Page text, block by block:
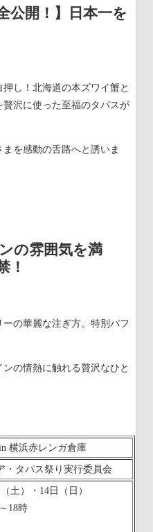
公開！】日本一を
し！北海道の本ズワイ蟹と
沢に使った至福のタパスが
を感動の舌路へと誘いま
の雰囲気を満
！
の華麗な注ぎ方。特別パフ
の情熱に触れる贅沢なひと
横浜赤レンガ倉庫
・タパス祭り実行委員会
土）・14日（日）
18時